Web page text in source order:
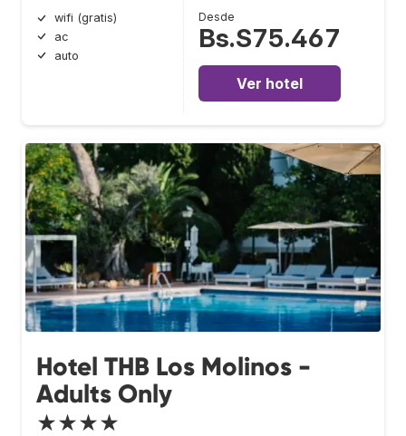
wifi (gratis)
ac
auto
Desde
Bs.S75.467
Ver hotel
Hotel THB Los Molinos -
Adults Only
★★★★